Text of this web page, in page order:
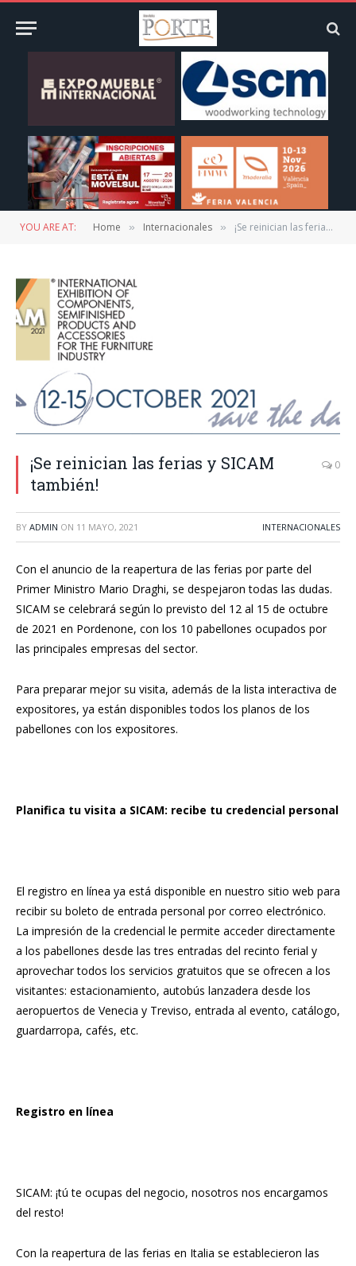
YOU ARE AT: Home » Internacionales » ¡Se reinician las ferias y SICAM también!
¡Se reinician las ferias y SICAM
también!
0
BY ADMIN ON 11 MAYO, 2021 INTERNACIONALES
Con el anuncio de la reapertura de las ferias por parte del
Primer Ministro Mario Draghi, se despejaron todas las dudas.
SICAM se celebrará según lo previsto del 12 al 15 de octubre
de 2021 en Pordenone, con los 10 pabellones ocupados por
las principales empresas del sector.
Para preparar mejor su visita, además de la lista interactiva de
expositores, ya están disponibles todos los planos de los
pabellones con los expositores.
Planifica tu visita a SICAM: recibe tu credencial personal
El registro en línea ya está disponible en nuestro sitio web para
recibir su boleto de entrada personal por correo electrónico.
La impresión de la credencial le permite acceder directamente
a los pabellones desde las tres entradas del recinto ferial y
aprovechar todos los servicios gratuitos que se ofrecen a los
visitantes: estacionamiento, autobús lanzadera desde los
aeropuertos de Venecia y Treviso, entrada al evento, catálogo,
guardarropa, cafés, etc.
Registro en línea
SICAM: ¡tú te ocupas del negocio, nosotros nos encargamos
del resto!
Con la reapertura de las ferias en Italia se establecieron las